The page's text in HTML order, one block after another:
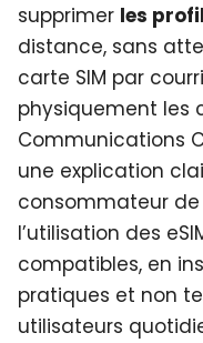
supprimer les
distance, sans
carte SIM par
physiquement les
Communications
une explication
consommateur
l’utilisation des
compatibles, en
pratiques et non
utilisateurs